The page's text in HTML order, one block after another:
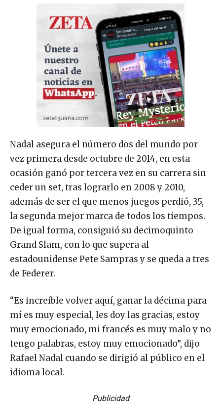
Nadal asegura el número dos del mundo por
vez primera desde octubre de 2014, en esta
ocasión ganó por tercera vez en su carrera sin
ceder un set, tras lograrlo en 2008 y 2010,
además de ser el que menos juegos perdió, 35,
la segunda mejor marca de todos los tiempos.
De igual forma, consiguió su decimoquinto
Grand Slam, con lo que supera al
estadounidense Pete Sampras y se queda a tres
de Federer.
“Es increíble volver aquí, ganar la décima para
mí es muy especial, les doy las gracias, estoy
muy emocionado, mi francés es muy malo y no
tengo palabras, estoy muy emocionado”, dijo
Rafael Nadal cuando se dirigió al público en el
idioma local.
Publicidad